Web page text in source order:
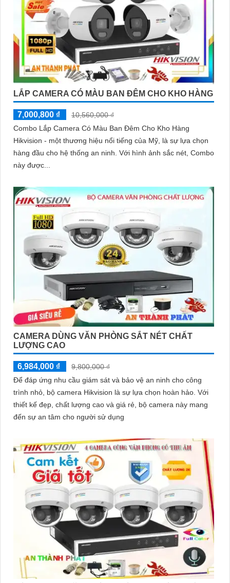
LẮP CAMERA CÓ MÀU BAN ĐÊM CHO KHO HÀNG
7,000,800 ₫
10,560,000 ₫
Combo Lắp Camera Có Màu Ban Đêm Cho Kho Hàng
Hikvision - một thương hiệu nổi tiếng của Mỹ, là sự lựa chọn
hàng đầu cho hệ thống an ninh. Với hình ảnh sắc nét, Combo
này được...
CAMERA DÙNG VĂN PHÒNG SẮT NÉT CHẤT
LƯỢNG CAO
6,984,000 ₫
9,800,000 ₫
Để đáp ứng nhu cầu giám sát và bảo vệ an ninh cho công
trình nhỏ, bộ camera Hikvision là sự lựa chọn hoàn hảo. Với
thiết kế đẹp, chất lượng cao và giá rẻ, bộ camera này mang
đến sự an tâm cho người sử dụng